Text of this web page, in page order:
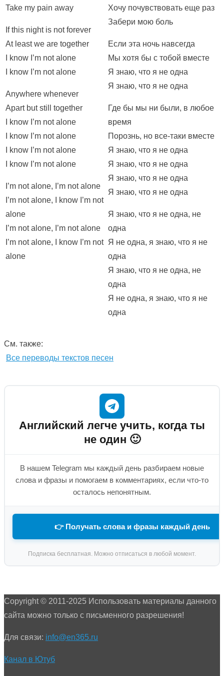
Take my pain away
If this night is not forever
At least we are together
I know I’m not alone
I know I’m not alone
Anywhere whenever
Apart but still together
I know I’m not alone
I know I’m not alone
I know I’m not alone
I know I’m not alone
I’m not alone, I’m not alone
I’m not alone, I know I’m not
alone
I’m not alone, I’m not alone
I’m not alone, I know I’m not
alone
Хочу почувствовать еще раз
Забери мою боль
Если эта ночь навсегда
Мы хотя бы с тобой вместе
Я знаю, что я не одна
Я знаю, что я не одна
Где бы мы ни были, в любое
время
Порознь, но все-таки вместе
Я знаю, что я не одна
Я знаю, что я не одна
Я знаю, что я не одна
Я знаю, что я не одна
Я знаю, что я не одна, не
одна
Я не одна, я знаю, что я не
одна
Я знаю, что я не одна, не
одна
Я не одна, я знаю, что я не
одна
См. также:
Все переводы текстов песен
Английский легче учить, когда ты
не один 🙂
В нашем Telegram мы каждый день разбираем новые
слова и фразы и помогаем в комментариях, если что-то
осталось непонятным.
👉 Получать слова и фразы каждый день
Подписка бесплатная. Можно отписаться в любой момент.
Copyright © 2011-2025 Использовать материалы данного
сайта можно только с письменного разрешения!
Для связи: info@en365.ru
Канал в Ютуб